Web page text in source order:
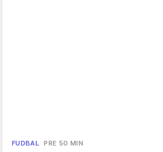
FUDBAL PRE 50 MIN